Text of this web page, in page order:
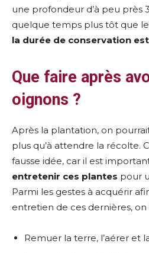
une profondeur d’à peu près
quelque temps plus tôt que
la durée de conservation
Que faire après
oignons ?
Après la plantation, on
plus qu’à attendre la récolte.
fausse idée, car il est
entretenir ces plantes pour
Parmi les gestes à acquérir
entretien de ces dernières, on
Remuer la terre, l’aérer et